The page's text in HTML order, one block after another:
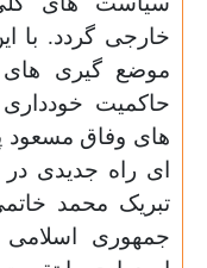
خارجی گردد. با
موضع گیری های
حاکمیت
های وفاق مسعود
ای راه جدیدی
تبریک محمد
جمهوری اسلامی